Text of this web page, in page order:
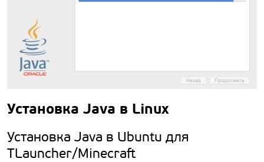
Установка Java в Linux
Установка Java в Ubuntu для
TLauncher/Minecraft